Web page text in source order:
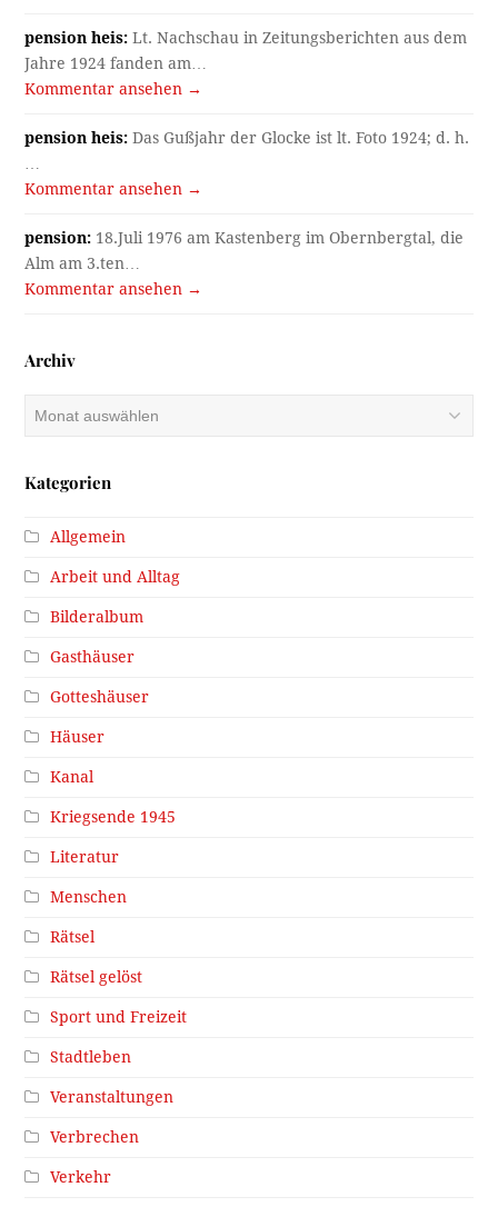
pension heis: Lt. Nachschau in Zeitungsberichten aus dem
Jahre 1924 fanden am…
Kommentar ansehen →
pension heis: Das Gußjahr der Glocke ist lt. Foto 1924; d. h.
…
Kommentar ansehen →
pension: 18.Juli 1976 am Kastenberg im Obernbergtal, die
Alm am 3.ten…
Kommentar ansehen →
Archiv
Archiv
Kategorien
Allgemein
Arbeit und Alltag
Bilderalbum
Gasthäuser
Gotteshäuser
Häuser
Kanal
Kriegsende 1945
Literatur
Menschen
Rätsel
Rätsel gelöst
Sport und Freizeit
Stadtleben
Veranstaltungen
Verbrechen
Verkehr